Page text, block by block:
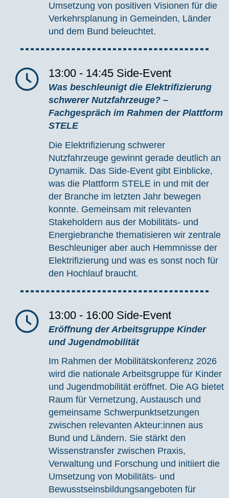
Umsetzung von positiven Visionen für die
Verkehrsplanung in Gemeinden, Länder
und dem Bund beleuchtet.
13:00 - 14:45 Side-Event
Was beschleunigt die Elektrifizierung
schwerer Nutzfahrzeuge? –
Fachgespräch im Rahmen der Plattform
STELE
Die Elektrifizierung schwerer
Nutzfahrzeuge gewinnt gerade deutlich an
Dynamik. Das Side-Event gibt Einblicke,
was die Plattform STELE in und mit der
der Branche im letzten Jahr bewegen
konnte. Gemeinsam mit relevanten
Stakeholdern aus der Mobilitäts- und
Energiebranche thematisieren wir zentrale
Beschleuniger aber auch Hemmnisse der
Elektrifizierung und was es sonst noch für
den Hochlauf braucht.
13:00 - 16:00 Side-Event
Eröffnung der Arbeitsgruppe Kinder
und Jugendmobilität
Im Rahmen der Mobilitätskonferenz 2026
wird die nationale Arbeitsgruppe für Kinder
und Jugendmobilität eröffnet. Die AG bietet
Raum für Vernetzung, Austausch und
gemeinsame Schwerpunktsetzungen
zwischen relevanten Akteur:innen aus
Bund und Ländern. Sie stärkt den
Wissenstransfer zwischen Praxis,
Verwaltung und Forschung und initiiert die
Umsetzung von Mobilitäts- und
Bewusstseinsbildungsangeboten für